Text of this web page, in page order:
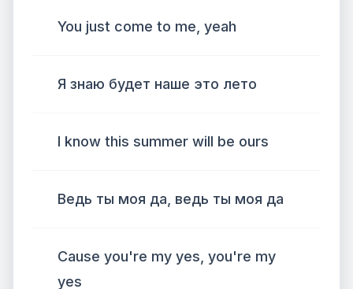
You just come to me, yeah
Я знаю будет наше это лето
I know this summer will be ours
Ведь ты моя да, ведь ты моя да
Cause you're my yes, you're my
yes